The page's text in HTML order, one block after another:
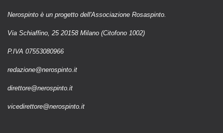
Nerospinto è un progetto dell'Associazione Rosaspinto.
Via Schiaffino, 25 20158 Milano (Citofono 1002)
P.IVA 07553080966
redazione@nerospinto.it
direttore@nerospinto.it
vicedirettore@nerospinto.it